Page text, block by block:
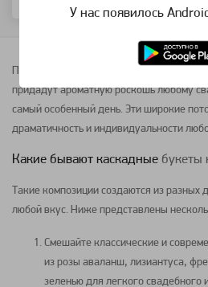
придадут ароматную роскошь любому
самый особенный день. Эти широкие
драматичность и индивидуальности
Какие бывают каскадные букеты
Такие композиции создаются из разных
любой вкус. Ниже представлены
Смешайте классические и
из розы аваланш, лизиантуса,
зеленью для легкого свадебного
У нас появилось